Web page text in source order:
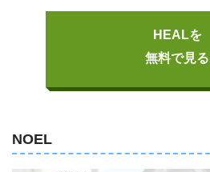
HEALを
無料で見る
NOEL